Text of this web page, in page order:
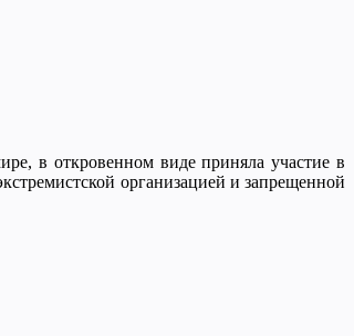
в откровенном виде приняла участие в
организацией и запрещенной